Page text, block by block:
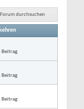
Forum durchsuchen